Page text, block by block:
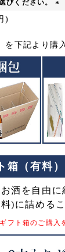
びください。
)
)
を下記より購
箱（有料
酒を自由に
)に詰める
フト箱のご購入